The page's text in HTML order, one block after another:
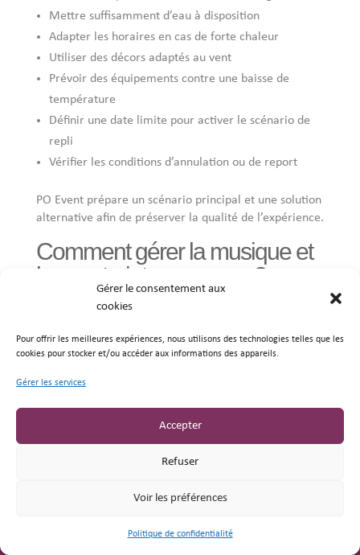
Gérer le consentement aux
cookies
Pour offrir les meilleures expériences, nous utilisons des technologies telles que les
cookies pour stocker et/ou accéder aux informations des appareils.
Gérer les services
Accepter
Refuser
Voir les préférences
Politique de confidentialité
Mettre suffisamment d’eau à disposition
Adapter les horaires en cas de forte chaleur
Utiliser des décors adaptés au vent
Prévoir des équipements contre une baisse de
température
Définir une date limite pour activer le scénario de
repli
Vérifier les conditions d’annulation ou de report
PO Event prépare un scénario principal et une solution
alternative afin de préserver la qualité de l’expérience.
Comment gérer la musique et
les contraintes sonores ?
Les terrasses, rooftops et jardins peuvent être soumis
choix des artistes, de la sonorisation et des horaires.
Orienter les enceintes vers les zones autorisées
Prévoir une formation acoustique si nécessaire
Informer les artistes des contraintes